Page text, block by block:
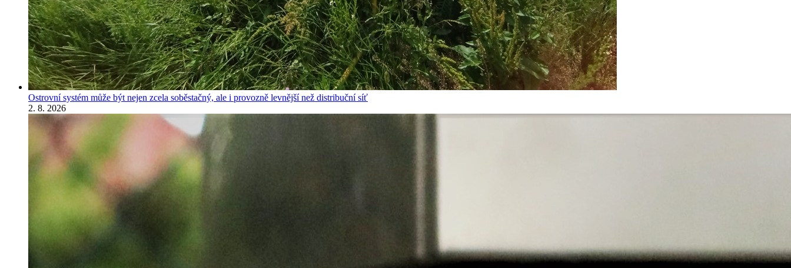
Ostrovní systém může být nejen zcela soběstačný, ale i provozně levnější než distribuční síť
2. 8. 2026